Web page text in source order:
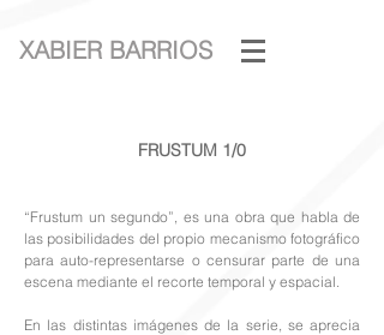
XABIER BARRIOS
FRUSTUM 1/0
“Frustum un segundo”, es una obra que habla de
las posibilidades del propio mecanismo fotográfico
para auto-representarse o censurar parte de una
escena mediante el recorte temporal y espacial.
En las distintas imágenes de la serie, se aprecia